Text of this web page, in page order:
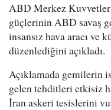
ABD Merkez
güçlerinin ABD savaş
insansız hava aracı ve
düzenlediğini açıkladı.
Açıklamada gemilerin
gelen tehditleri etkisiz
İran askeri tesislerini